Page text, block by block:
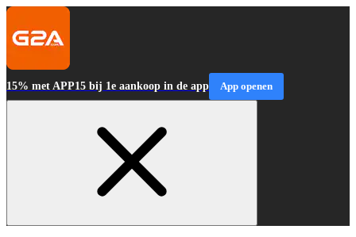
15% met APP15 bij 1e aankoop in de app App openen